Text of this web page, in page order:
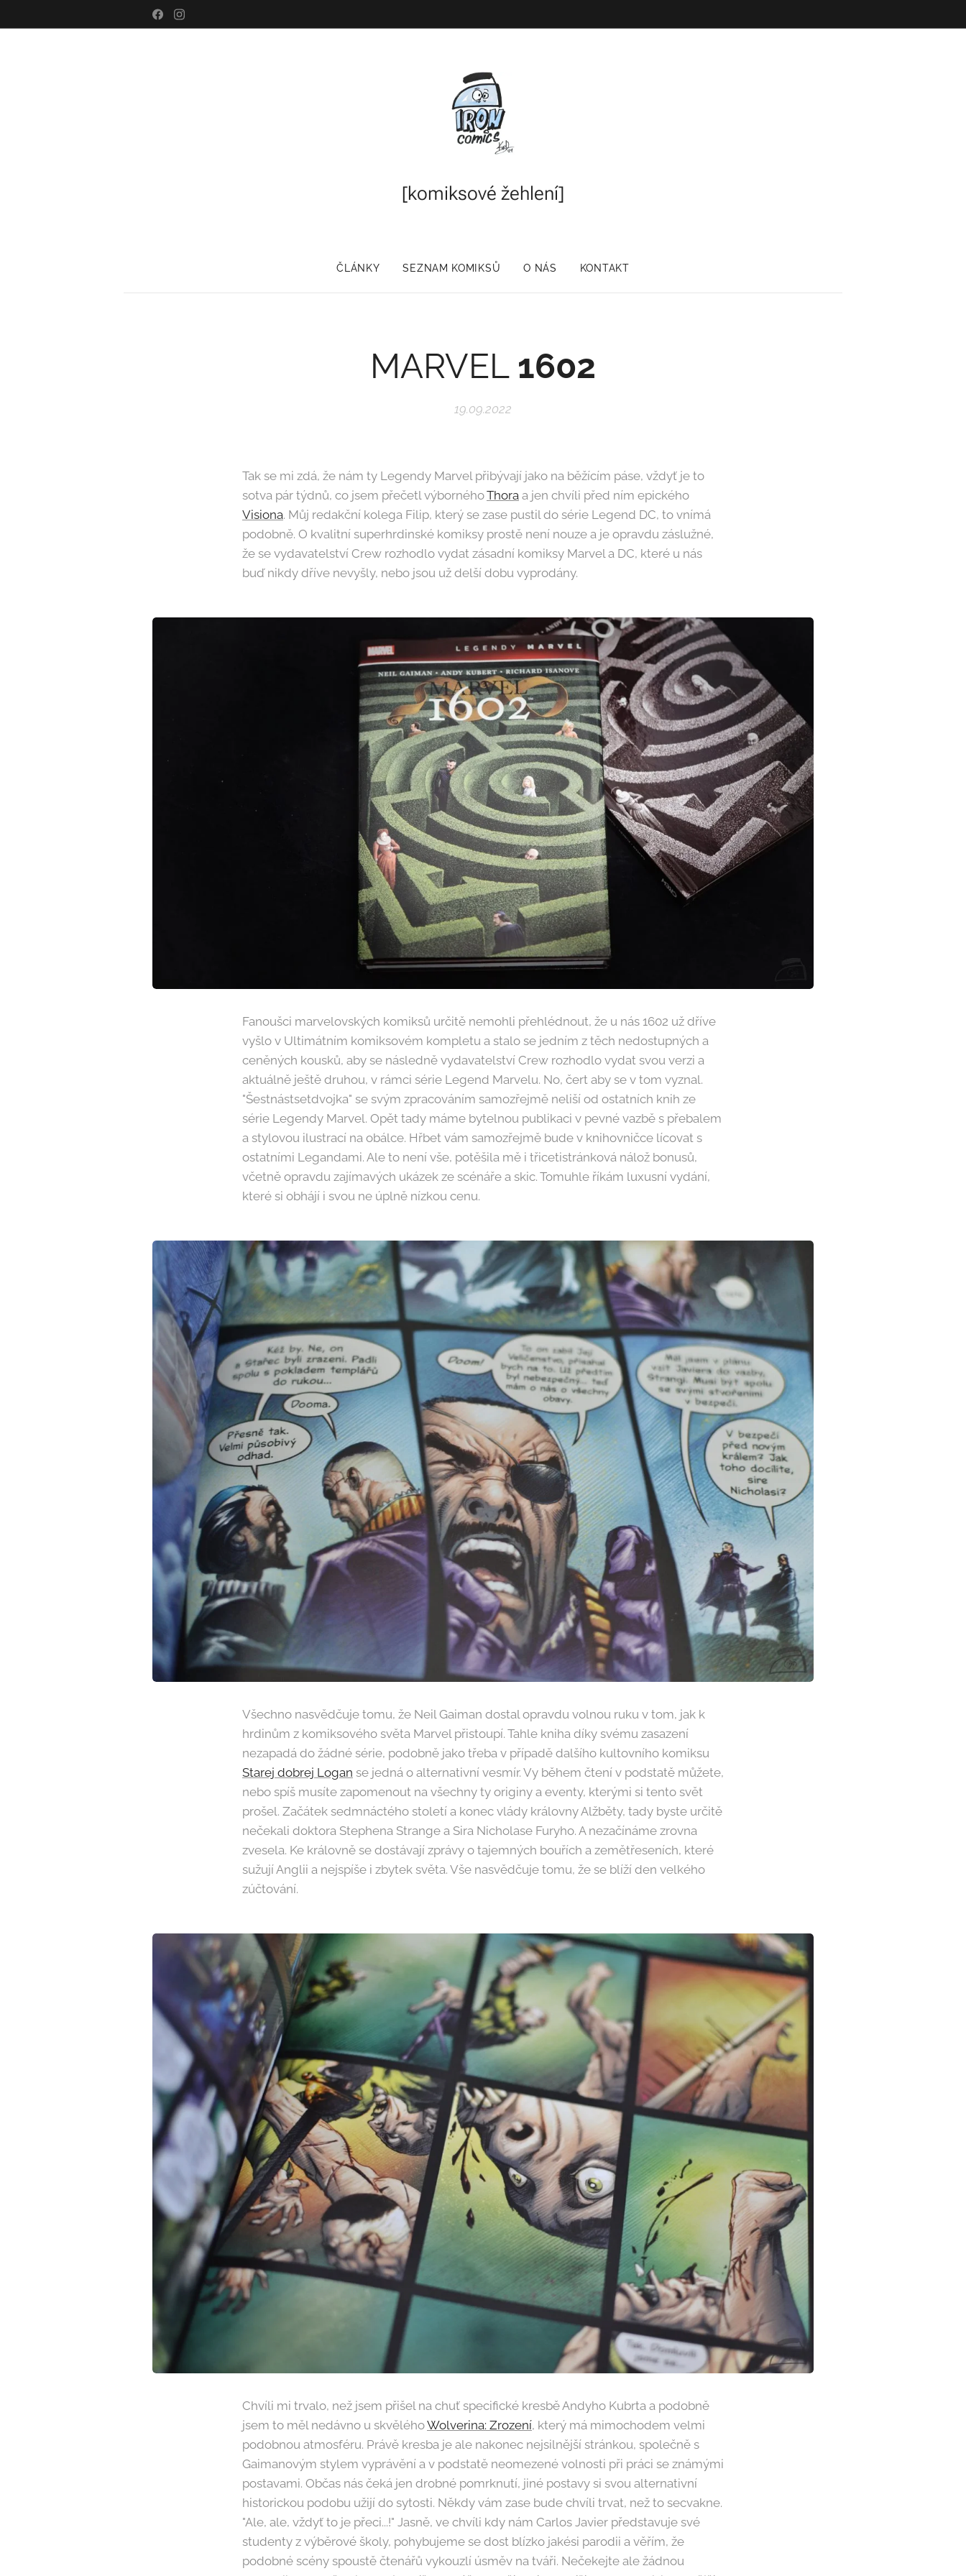
[komiksové žehlení]
ČLÁNKY SEZNAM KOMIKSŮ O NÁS KONTAKT
MARVEL 1602
19.09.2022
Tak se mi zdá, že nám ty Legendy Marvel přibývají jako na běžícím páse, vždyť je to
sotva pár týdnů, co jsem přečetl výbornéhoThora a jen chvíli před ním epického
Visiona. Můj redakční kolega Filip, který se zase pustil do série Legend DC, to vnímá
podobně. O kvalitní superhrdinské komiksy prostě není nouze a je opravdu záslužné,
že se vydavatelství Crew rozhodlo vydat zásadní komiksy Marvel a DC, které u nás
buď nikdy dříve nevyšly, nebo jsou už delší dobu vyprodány.
Fanoušci marvelovských komiksů určitě nemohli přehlédnout, že u nás 1602 už dříve
vyšlo v Ultimátním komiksovém kompletu a stalo se jedním z těch nedostupných a
ceněných kousků, aby se následně vydavatelství Crew rozhodlo vydat svou verzi a
aktuálně ještě druhou, v rámci série Legend Marvelu. No, čert aby se v tom vyznal.
"Šestnástsetdvojka" se svým zpracováním samozřejmě neliší od ostatních knih ze
série Legendy Marvel. Opět tady máme bytelnou publikaci v pevné vazbě s přebalem
a stylovou ilustrací na obálce. Hřbet vám samozřejmě bude v knihovničce lícovat s
ostatními Legandami. Ale to není vše, potěšila mě i třicetistránková nálož bonusů,
včetně opravdu zajímavých ukázek ze scénáře a skic. Tomuhle říkám luxusní vydání,
které si obhájí i svou ne úplně nízkou cenu.
Všechno nasvědčuje tomu, že Neil Gaiman dostal opravdu volnou ruku v tom, jak k
hrdinům z komiksového světa Marvel přistoupí. Tahle kniha díky svému zasazení
nezapadá do žádné série, podobně jako třeba v případě dalšího kultovního komiksu
Starej dobrej Logan se jedná o alternativní vesmír. Vy během čtení v podstatě můžete,
nebo spíš musíte zapomenout na všechny ty originy a eventy, kterými si tento svět
prošel. Začátek sedmnáctého století a konec vlády královny Alžběty, tady byste určitě
nečekali doktora Stephena Strange a Sira Nicholase Furyho. A nezačínáme zrovna
zvesela. Ke královně se dostávají zprávy o tajemných bouřích a zemětřeseních, které
sužují Anglii a nejspíše i zbytek světa. Vše nasvědčuje tomu, že se blíží den velkého
zúčtování.
Chvíli mi trvalo, než jsem přišel na chuť specifické kresbě Andyho Kubrta a podobně
jsem to měl nedávno u skvěléhoWolverina: Zrození, který má mimochodem velmi
podobnou atmosféru. Právě kresba je ale nakonec nejsilnější stránkou, společně s
Gaimanovým stylem vyprávění a v podstatě neomezené volnosti při práci se známými
postavami. Občas nás čeká jen drobné pomrknutí, jiné postavy si svou alternativní
historickou podobu užijí do sytosti. Někdy vám zase bude chvíli trvat, než to secvakne.
"Ale, ale, vždyť to je přeci...!" Jasně, ve chvíli kdy nám Carlos Javier představuje své
studenty z výběrové školy, pohybujeme se dost blízko jakési parodii a věřím, že
podobné scény spoustě čtenářů vykouzlí úsměv na tváři. Nečekejte ale žádnou